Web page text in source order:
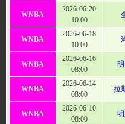
WNBA
2026-06-20
10:00
WNBA
2026-06-18
10:00
WNBA
2026-06-16
08:00
WNBA
2026-06-14
08:00
拉
WNBA
2026-06-10
08:00